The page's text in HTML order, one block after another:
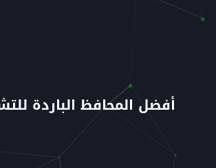
أفضل المحافظ الباردة